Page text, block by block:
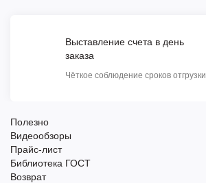
Выставление счета в день
заказа
Чёткое соблюдение сроков отгрузки
Полезно
Видеообзоры
Прайс-лист
Библиотека ГОСТ
Возврат